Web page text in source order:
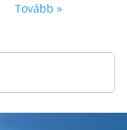
Tovább »